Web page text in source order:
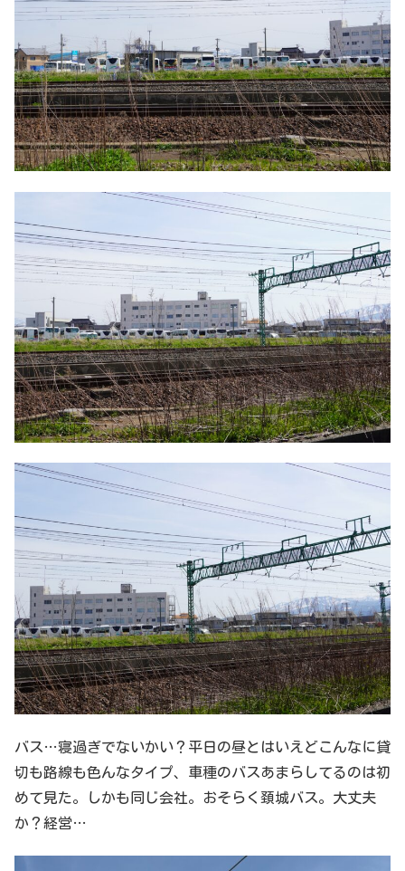
バス…寝過ぎでないかい？平日の昼とはいえどこんなに貸
切も路線も色んなタイプ、車種のバスあまらしてるのは初
めて見た。しかも同じ会社。おそらく頚城バス。大丈夫
か？経営…